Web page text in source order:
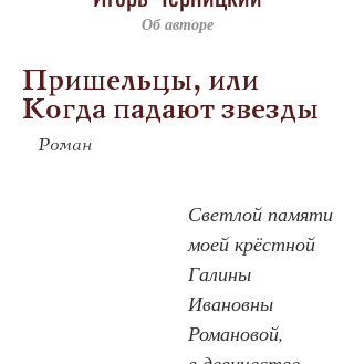
Об авторе
Пришельцы, или
Когда падают звезды
Роман
Светлой памяти
моей крёстной
Галины
Ивановны
Романовой,